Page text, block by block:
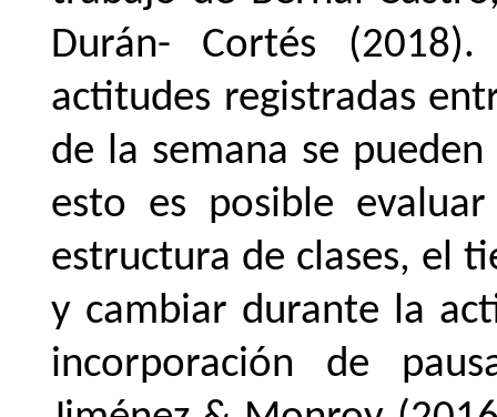
Durán- Cortés
actitudes registradas
de la semana se pueden
esto es posible
estructura de clases, el
y cambiar durante la
incorporación de